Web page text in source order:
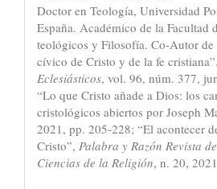
Doctor en Teología, Universidad
España. Académico de la Facultad
teológicos y Filosofía. Co-Autor de
cívico de Cristo y de la fe cristiana”.
Eclesiásticos, vol. 96, núm. 377,
“Lo que Cristo añade a Dios: los
cristológicos abiertos por Joseph
2021, pp. 205-228; “El acontecer
Cristo”, Palabra y Razón Revista
Ciencias de la Religión, n. 20,